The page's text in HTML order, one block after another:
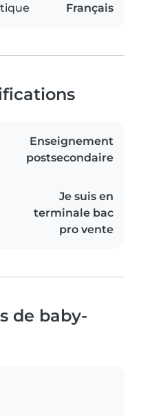
Français
Enseignement
postsecondaire
Je suis en
terminale bac
pro vente
de baby-